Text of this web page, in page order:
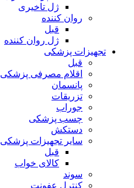
ژل تاخیری
روان کننده
قبل
ژل روان کننده
تجهیزات پزشکی
قبل
اقلام مصرفی پزشکی
پانسمان
تزریقات
جوراب
چسب پزشکی
دستکش
سایر تجهیزات پزشکی
قبل
کالای خواب
سوند
کنترل عفونت